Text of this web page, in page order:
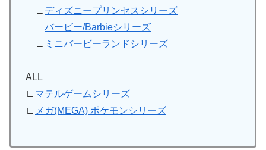
∟ ディズニープリンセスシリーズ
∟ バービー/Barbieシリーズ
∟
ミニバービーランドシリーズ
ALL
∟ マテルゲームシリーズ
∟
メガ(MEGA) ポケモンシリーズ